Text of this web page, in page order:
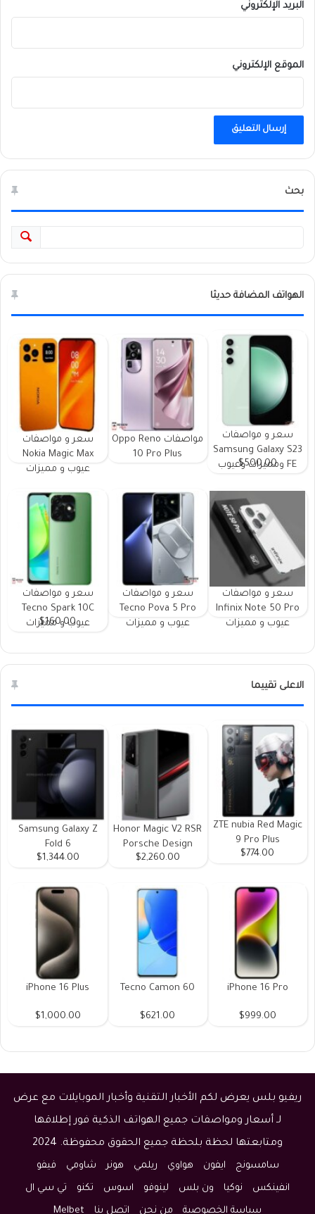
البريد الإلكتروني
الموقع الإلكتروني
بحث
الهواتف المضافة حديثا
سعر و مواصفات
Samsung Galaxy S23
FE ومميزات وعيوب
$500.00
مواصفات Oppo Reno
10 Pro Plus
سعر و مواصفات
Nokia Magic Max
عيوب و مميزات
سعر و مواصفات
Infinix Note 50 Pro
عيوب و مميزات
سعر و مواصفات
Tecno Pova 5 Pro
عيوب و مميزات
سعر و مواصفات
Tecno Spark 10C
عيوب و مميزات
$160.00
الاعلى تقييما
ZTE nubia Red Magic
9 Pro Plus
$774.00
Honor Magic V2 RSR
Porsche Design
$2,260.00
Samsung Galaxy Z
Fold 6
$1,344.00
iPhone 16 Pro
$999.00
Tecno Camon 60
$621.00
iPhone 16 Plus
$1,000.00
ريفيو بلس يعرض لكم الأخبار التقنية وأخبار الموبايلات مع عرض
لـ أسعار ومواصفات جميع الهواتف الذكية فور إطلاقها
ومتابعتها لحظة بلحظة جميع الحقوق محفوظة. 2024
سامسونج ايفون هواوي ريلمي هونر شاومي فيفو
انفينكس نوكيا ون بلس لينوفو اسوس تكنو تي سي ال
سياسة الخصوصية من نحن اتصل بنا Melbet